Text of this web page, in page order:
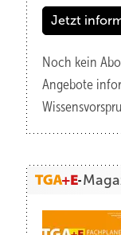
Jetzt
Noch kein
Angebote